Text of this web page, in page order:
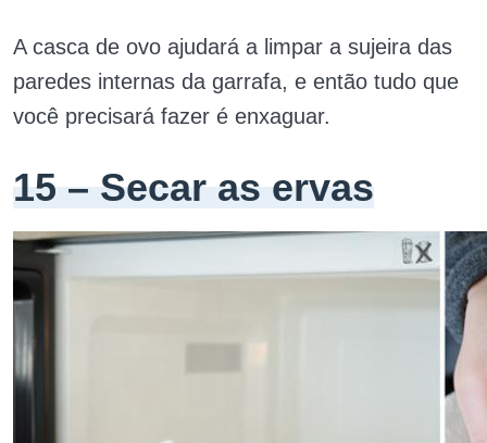
A casca de ovo ajudará a limpar a sujeira das
paredes internas da garrafa, e então tudo que
você precisará fazer é enxaguar.
15 – Secar as ervas